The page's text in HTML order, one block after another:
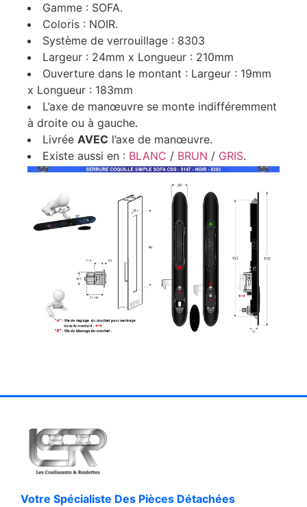
Gamme : SOFA.
Coloris : NOIR.
Système de verrouillage : 8303
Largeur : 24mm x Longueur : 210mm
Ouverture dans le montant : Largeur : 19mm
x Longueur : 183mm
L’axe de manœuvre se monte indifféremment
à droite ou à gauche.
Livrée AVEC l’axe de manœuvre.
Existe aussi en : BLANC / BRUN / GRIS.
Votre Spécialiste Des Pièces Détachées